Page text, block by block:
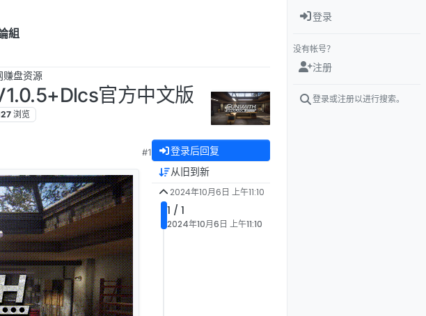
組
赚盘资源
官方中文版
浏览
#1 登录后回复
从旧到新
2024年10月6日 上午11:10
1 / 1
2024年10月6日 上午11:10
登录
没有帐号？
注册
登录或注册以进行搜索。